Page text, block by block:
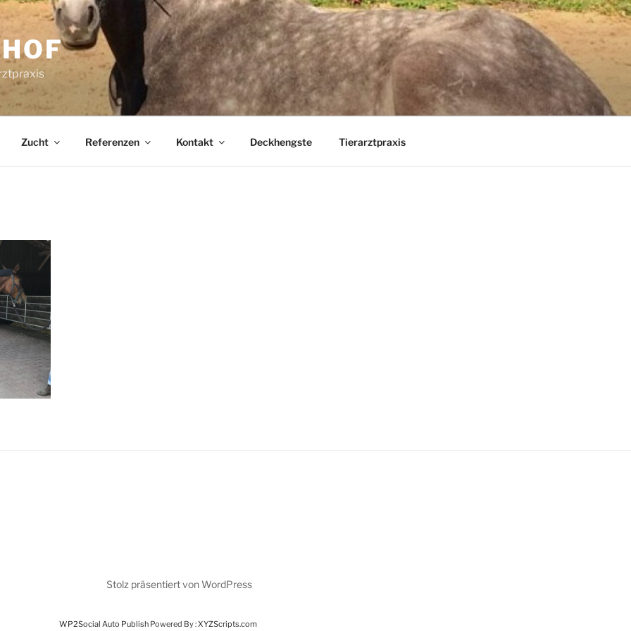
Zucht Referenzen Kontakt Deckhengste Tierarztpraxis
Stolz präsentiert von WordPress
WP2Social Auto PublishPowered By :XYZScripts.com